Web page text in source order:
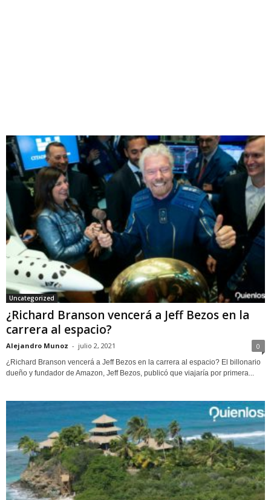
Uncategorized
¿Richard Branson vencerá a Jeff Bezos en la
carrera al espacio?
Alejandro Munoz - julio 2, 2021 0
¿Richard Branson vencerá a Jeff Bezos en la carrera al espacio? El billonario
dueño y fundador de Amazon, Jeff Bezos, publicó que viajaría por primera...